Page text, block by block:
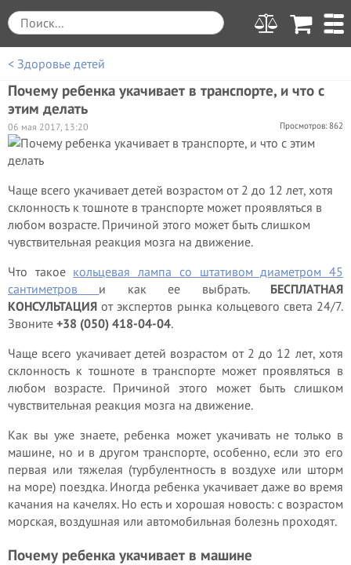
< Здоровье детей
Почему ребенка укачивает в транспорте, и что с
этим делать
Просмотров: 862
06 мая 2017, 13:20
Чаще всего укачивает детей возрастом от 2 до 12 лет, хотя
склонность к тошноте в транспорте может проявляться в
любом возрасте. Причиной этого может быть слишком
чувствительная реакция мозга на движение.
Что такое кольцевая лампа со штативом диаметром 45
сантиметров и как ее выбрать. БЕСПЛАТНАЯ
КОНСУЛЬТАЦИЯ от экспертов рынка кольцевого света 24/7.
Звоните +38 (050) 418-04-04.
Чаще всего укачивает детей возрастом от 2 до 12 лет, хотя
склонность к тошноте в транспорте может проявляться в
любом возрасте. Причиной этого может быть слишком
чувствительная реакция мозга на движение.
Как вы уже знаете, ребенка может укачивать не только в
машине, но и в другом транспорте, особенно, если это его
первая или тяжелая (турбулентность в воздухе или шторм
на море) поездка. Иногда ребенка укачивает даже во время
качания на качелях. Но есть и хорошая новость: с возрастом
морская, воздушная или автомобильная болезнь проходят.
Почему ребенка укачивает в машине